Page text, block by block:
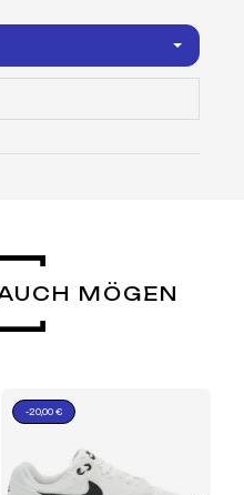
MÖGEN
-20,00 €